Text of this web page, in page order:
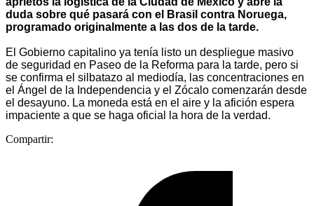
duda sobre qué pasará con el Brasil contra Noruega,
programado originalmente a las dos de la tarde.
El Gobierno capitalino ya tenía listo un despliegue masivo
de seguridad en Paseo de la Reforma para la tarde, pero si
se confirma el silbatazo al mediodía, las concentraciones en
el Ángel de la Independencia y el Zócalo comenzarán desde
el desayuno. La moneda está en el aire y la afición espera
impaciente a que se haga oficial la hora de la verdad.
Compartir: